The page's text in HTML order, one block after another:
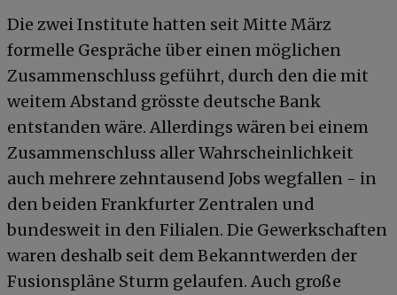
Die zwei Institute hatten seit Mitte März
formelle Gespräche über einen möglichen
Zusammenschluss geführt, durch den die mit
weitem Abstand grösste deutsche Bank
entstanden wäre. Allerdings wären bei einem
Zusammenschluss aller Wahrscheinlichkeit
auch mehrere zehntausend Jobs wegfallen - in
den beiden Frankfurter Zentralen und
bundesweit in den Filialen. Die Gewerkschaften
waren deshalb seit dem Bekanntwerden der
Fusionspläne Sturm gelaufen. Auch große